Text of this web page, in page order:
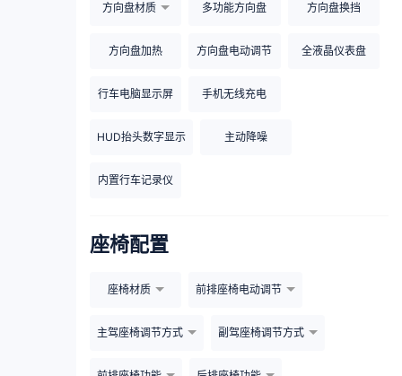
方向盘材质 多功能方向盘 方向盘换挡
方向盘加热 方向盘电动调节 全液晶仪表盘
行车电脑显示屏 手机无线充电
HUD抬头数字显示 主动降噪
内置行车记录仪
座椅配置
座椅材质 前排座椅电动调节
主驾座椅调节方式 副驾座椅调节方式